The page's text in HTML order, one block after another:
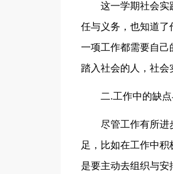
这一学期社会实
任与义务，也知道了
一项工作都需要自己
踏入社会的人，社会
二.工作中的缺
尽管工作有所进
足，比如在工作中
是要主动去组织与